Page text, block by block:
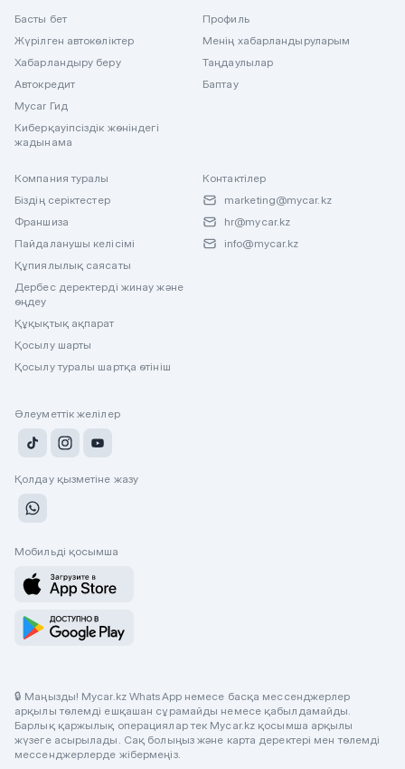
Басты бет
Жүрілген автокөліктер
Хабарландыру беру
Автокредит
Mycar Гид
Киберқауіпсіздік жөніндегі
жадынама
Профиль
Менің хабарландыруларым
Таңдаулылар
Баптау
Компания туралы
Біздің серіктестер
Франшиза
Пайдаланушы келісімі
Құпиялылық саясаты
Дербес деректерді жинау және
өңдеу
Құқықтық ақпарат
Қосылу шарты
Қосылу туралы шартқа өтініш
Контактілер
marketing@mycar.kz
hr@mycar.kz
info@mycar.kz
Әлеуметтік желілер
Қолдау қызметіне жазу
Мобильді қосымша
🔒 Маңызды! Mycar.kz WhatsApp немесе басқа мессенджерлер
арқылы төлемді ешқашан сұрамайды немесе қабылдамайды.
Барлық қаржылық операциялар тек Mycar.kz қосымша арқылы
жүзеге асырылады. Сақ болыңыз және карта деректері мен төлемді
мессенджерлерде жібермеңіз.